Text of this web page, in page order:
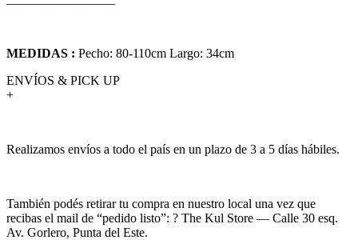
MEDIDAS : Pecho: 80-110cm Largo: 34cm
ENVÍOS & PICK UP
+
Realizamos envíos a todo el país en un plazo de 3 a 5 días hábiles.
También podés retirar tu compra en nuestro local una vez que
recibas el mail de “pedido listo”: ? The Kul Store — Calle 30 esq.
Av. Gorlero, Punta del Este.